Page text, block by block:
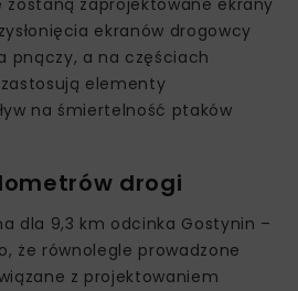
zaprojektowane ekrany
ekranów drogowcy
pnączy, a na częściach
elementy
na śmiertelność ptaków
drogi
dla 9,3 km odcinka Gostynin –
że równolegle prowadzone
z projektowaniem